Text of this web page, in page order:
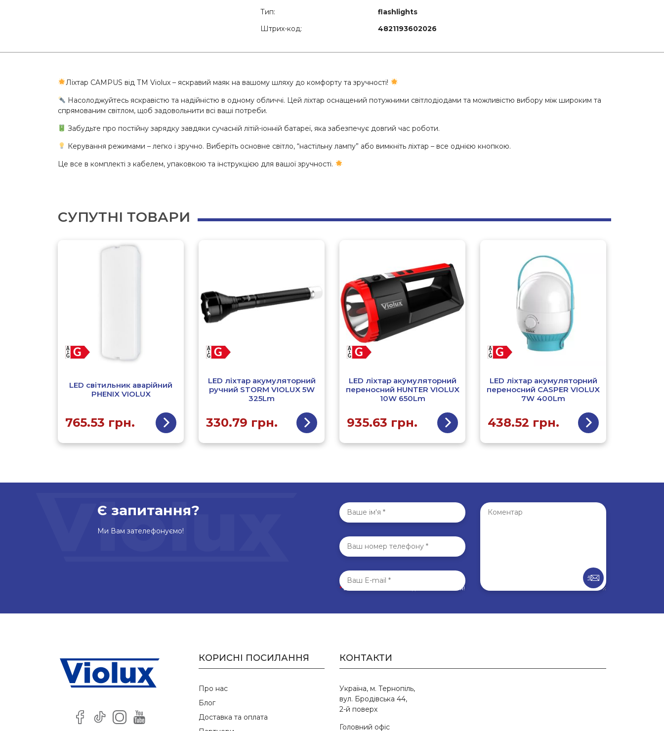
Тип:
flashlights
Штрих-код:
4821193602026
Ліхтар CAMPUS від ТМ Violux – яскравий маяк на вашому шляху до комфорту та зручності!
Насолоджуйтесь яскравістю та надійністю в одному обличчі. Цей ліхтар оснащений потужними світлодіодами та можливістю вибору між широким та
спрямованим світлом, щоб задовольнити всі ваші потреби.
Забудьте про постійну зарядку завдяки сучасній літій-іонній батареї, яка забезпечує довгий час роботи.
Керування режимами – легко і зручно. Виберіть основне світло, “настільну лампу” або вимкніть ліхтар – все однією кнопкою.
Це все в комплекті з кабелем, упаковкою та інструкцією для вашої зручності.
СУПУТНІ ТОВАРИ
LED світильник аварійний
PHENIX VIOLUX
765.53 грн.
LED ліхтар акумуляторний
ручний STORM VIOLUX 5W
325Lm
330.79 грн.
LED ліхтар акумуляторний
переносний HUNTER VIOLUX
10W 650Lm
935.63 грн.
LED ліхтар акумуляторний
переносний CASPER VIOLUX
7W 400Lm
438.52 грн.
Є запитання?
Ми Вам зателефонуємо!
*Всі поля обов’язкові для заповнення!
КОРИСНІ ПОСИЛАННЯ
Про нас
Блог
Доставка та оплата
КОНТАКТИ
Україна, м. Тернопіль,
вул. Бродівська 44,
2-й поверх
Головний офіс